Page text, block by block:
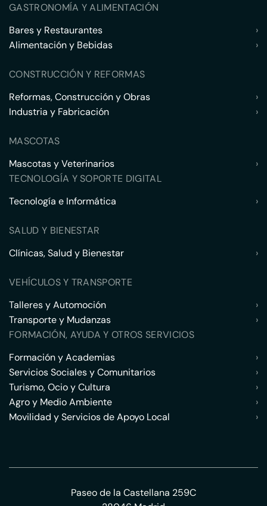
GASTRONOMÍA Y ALIMENTACIÓN
Bares y Restaurantes
›
Alimentación y Bebidas
›
CONSTRUCCIÓN Y REFORMAS
Reformas, Construcción y Obras
›
Industria y Fabricación
›
MASCOTAS
Mascotas y Veterinarios
›
TECNOLOGÍA Y SOPORTE DIGITAL
Tecnología e Informática
›
SALUD Y BIENESTAR
Clínicas, Salud y Bienestar
›
VEHÍCULOS Y TRANSPORTE
Talleres y Automoción
›
Transporte y Mudanzas
›
FORMACIÓN, AYUDA Y OTROS SERVICIOS
Formación y Academias
›
Servicios Sociales y Comunitarios
›
Turismo, Ocio y Cultura
›
Agro y Medio Ambiente
›
Movilidad y Servicios de Apoyo Local
›
Paseo de la Castellana 259C